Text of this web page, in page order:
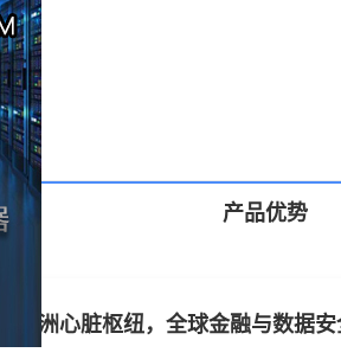
产品优势
欧洲心脏枢纽，全球金融与数据